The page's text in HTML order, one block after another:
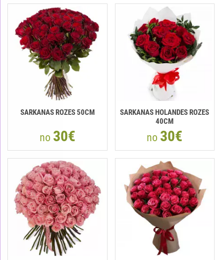
SARKANAS ROZES 50CM
no 30€
SARKANAS HOLANDES ROZES
40CM
no 30€